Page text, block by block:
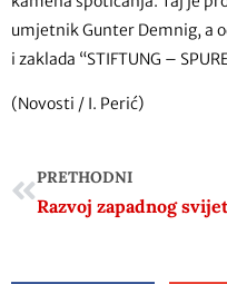
umjetnik Gunter Demnig, a
i zaklada “STIFTUNG –
(Novosti / I. Perić)
PRETHODNI